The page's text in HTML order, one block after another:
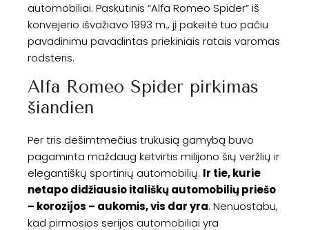
automobiliai. Paskutinis “Alfa Romeo Spider” iš
konvejerio išvažiavo 1993 m., jį pakeitė tuo pačiu
pavadinimu pavadintas priekiniais ratais varomas
rodsteris.
Alfa Romeo Spider pirkimas
šiandien
Per tris dešimtmečius trukusią gamybą buvo
pagaminta maždaug ketvirtis milijono šių veržlių ir
elegantiškų sportinių automobilių. Ir tie, kurie
netapo didžiausio itališkų automobilių priešo
– korozijos – aukomis, vis dar yra. Nenuostabu,
kad pirmosios serijos automobiliai yra